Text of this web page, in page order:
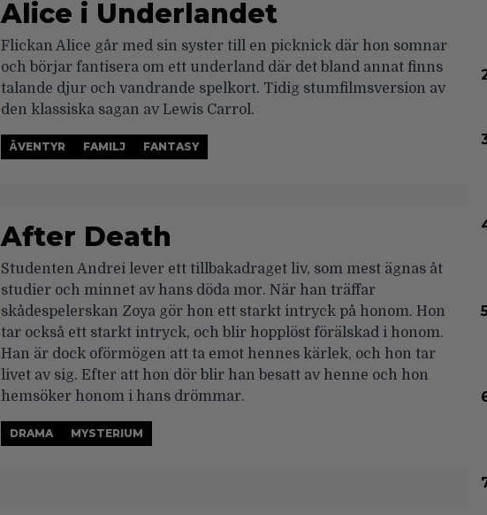
Alice i Underlandet
Flickan Alice går med sin syster till en picknick där hon somnar
och börjar fantisera om ett underland där det bland annat finns
talande djur och vandrande spelkort. Tidig stumfilmsversion av
den klassiska sagan av Lewis Carrol.
ÄVENTYR FAMILJ FANTASY
After Death
Studenten Andrei lever ett tillbakadraget liv, som mest ägnas åt
studier och minnet av hans döda mor. När han träffar
skådespelerskan Zoya gör hon ett starkt intryck på honom. Hon
tar också ett starkt intryck, och blir hopplöst förälskad i honom.
Han är dock oförmögen att ta emot hennes kärlek, och hon tar
livet av sig. Efter att hon dör blir han besatt av henne och hon
hemsöker honom i hans drömmar.
DRAMA MYSTERIUM